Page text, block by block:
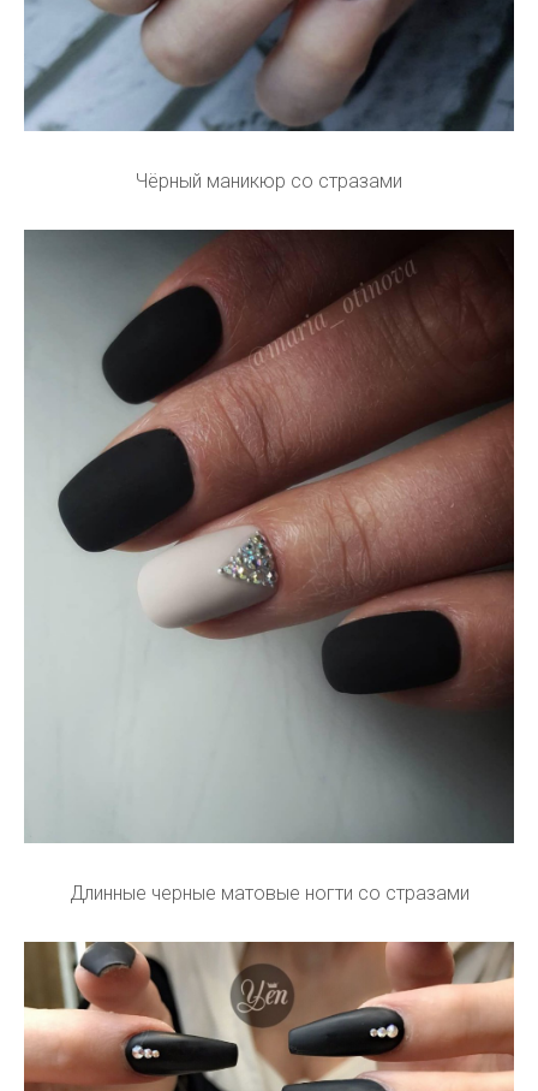
Чёрный маникюр со стразами
Длинные черные матовые ногти со стразами